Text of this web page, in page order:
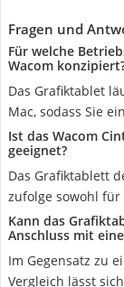
Fragen und
Für welche
Wacom
Das Grafiktablet
Mac, sodass Sie
Ist das Wacom
geeignet?
Das Grafiktablett
zufolge sowohl für
Kann das
Anschluss mit
Im Gegensatz zu
Vergleich lässt